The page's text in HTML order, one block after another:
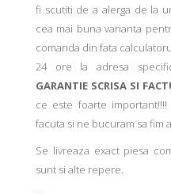
fi scutiti de a alerga de la
cea mai buna varianta
comanda din fata
24 ore la adresa
GARANTIE SCRISA SI
ce este foarte
facuta si ne bucuram sa fim
Se livreaza exact piesa
sunt si alte repere.